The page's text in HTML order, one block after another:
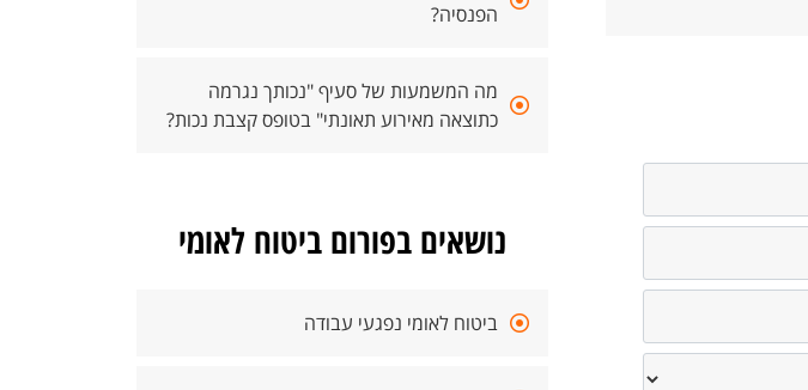
הפנסיה?
מה המשמעות של סעיף "נכותך נגרמה
כתוצאה מאירוע תאונתי" בטופס קצבת נכות?
נושאים בפורום ביטוח לאומי
ביטוח לאומי נפגעי עבודה